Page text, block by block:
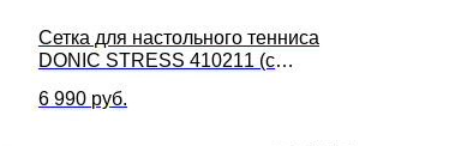
Сетка для настольного тенниса
DONIC STRESS 410211 (с
6 990 руб.